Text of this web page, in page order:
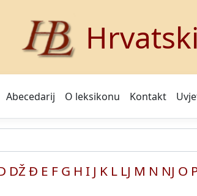
Abecedarij O leksikonu Kontakt
DŽ Đ E F G H I J K L LJ M N NJ O